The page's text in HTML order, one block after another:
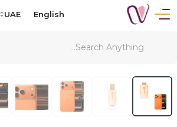
English
UAE